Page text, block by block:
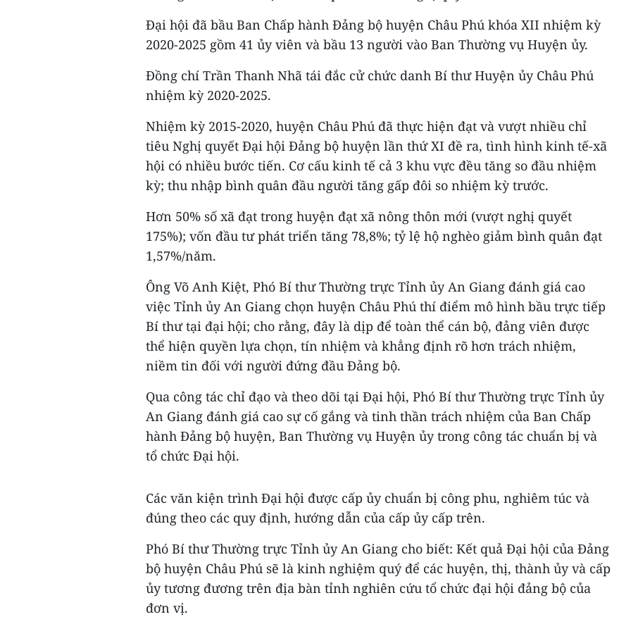
Đại hội đã bầu Ban Chấp hành Đảng bộ huyện Châu Phú khóa XII nhiệm kỳ
2020-2025 gồm 41 ủy viên và bầu 13 người vào Ban Thường vụ Huyện ủy.
Đồng chí Trần Thanh Nhã tái đắc cử chức danh Bí thư Huyện ủy Châu Phú
nhiệm kỳ 2020-2025.
Nhiệm kỳ 2015-2020, huyện Châu Phú đã thực hiện đạt và vượt nhiều chỉ
tiêu Nghị quyết Đại hội Đảng bộ huyện lần thứ XI đề ra, tình hình kinh tế-xã
hội có nhiều bước tiến. Cơ cấu kinh tế cả 3 khu vực đều tăng so đầu nhiệm
kỳ; thu nhập bình quân đầu người tăng gấp đôi so nhiệm kỳ trước.
Hơn 50% số xã đạt trong huyện đạt xã nông thôn mới (vượt nghị quyết
175%); vốn đầu tư phát triển tăng 78,8%; tỷ lệ hộ nghèo giảm bình quân đạt
1,57%/năm.
Ông Võ Anh Kiệt, Phó Bí thư Thường trực Tỉnh ủy An Giang đánh giá cao
việc Tỉnh ủy An Giang chọn huyện Châu Phú thí điểm mô hình bầu trực tiếp
Bí thư tại đại hội; cho rằng, đây là dịp để toàn thể cán bộ, đảng viên được
thể hiện quyền lựa chọn, tín nhiệm và khẳng định rõ hơn trách nhiệm,
niềm tin đối với người đứng đầu Đảng bộ.
Qua công tác chỉ đạo và theo dõi tại Đại hội, Phó Bí thư Thường trực Tỉnh ủy
An Giang đánh giá cao sự cố gắng và tinh thần trách nhiệm của Ban Chấp
hành Đảng bộ huyện, Ban Thường vụ Huyện ủy trong công tác chuẩn bị và
tổ chức Đại hội.
Các văn kiện trình Đại hội được cấp ủy chuẩn bị công phu, nghiêm túc và
đúng theo các quy định, hướng dẫn của cấp ủy cấp trên.
Phó Bí thư Thường trực Tỉnh ủy An Giang cho biết: Kết quả Đại hội của Đảng
bộ huyện Châu Phú sẽ là kinh nghiệm quý để các huyện, thị, thành ủy và cấp
ủy tương đương trên địa bàn tỉnh nghiên cứu tổ chức đại hội đảng bộ của
đơn vị.